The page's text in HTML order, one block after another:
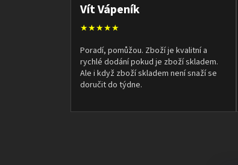
Vít Vápeník
★★★★★
Poradí, pomůžou. Zboží je kvalitní a
rychlé dodání pokud je zboží skladem.
Ale i když zboží skladem není snaží se
doručit do týdne.